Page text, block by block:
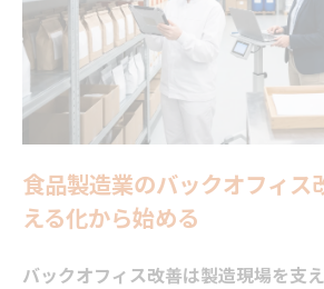
食品製造業のバックオフィス
える化から始める
バックオフィス改善は製造現場を支